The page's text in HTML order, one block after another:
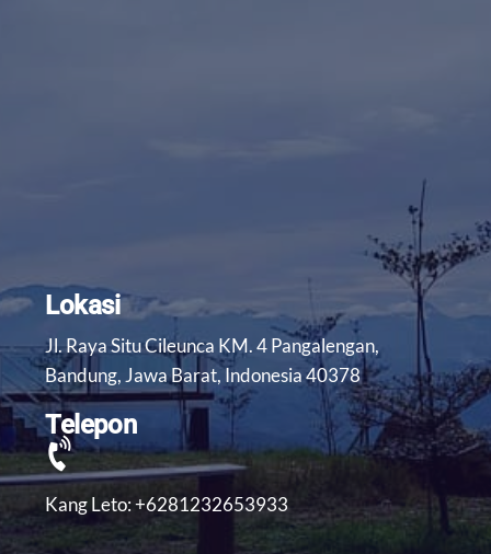
Lokasi
Jl. Raya Situ Cileunca KM. 4 Pangalengan,
Bandung, Jawa Barat, Indonesia 40378
Telepon
Kang Leto: +6281232653933